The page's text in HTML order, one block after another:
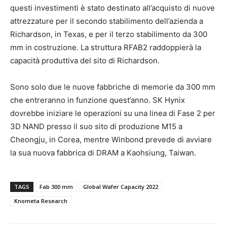
questi investimenti è stato destinato all’acquisto di nuove
attrezzature per il secondo stabilimento dell’azienda a
Richardson, in Texas, e per il terzo stabilimento da 300
mm in costruzione. La struttura RFAB2 raddoppierà la
capacità produttiva del sito di Richardson.
Sono solo due le nuove fabbriche di memorie da 300 mm
che entreranno in funzione quest’anno. SK Hynix
dovrebbe iniziare le operazioni su una linea di Fase 2 per
3D NAND presso il suo sito di produzione M15 a
Cheongju, in Corea, mentre Winbond prevede di avviare
la sua nuova fabbrica di DRAM a Kaohsiung, Taiwan.
TAGS Fab 300 mm
Global Wafer Capacity 2022
Knometa Research